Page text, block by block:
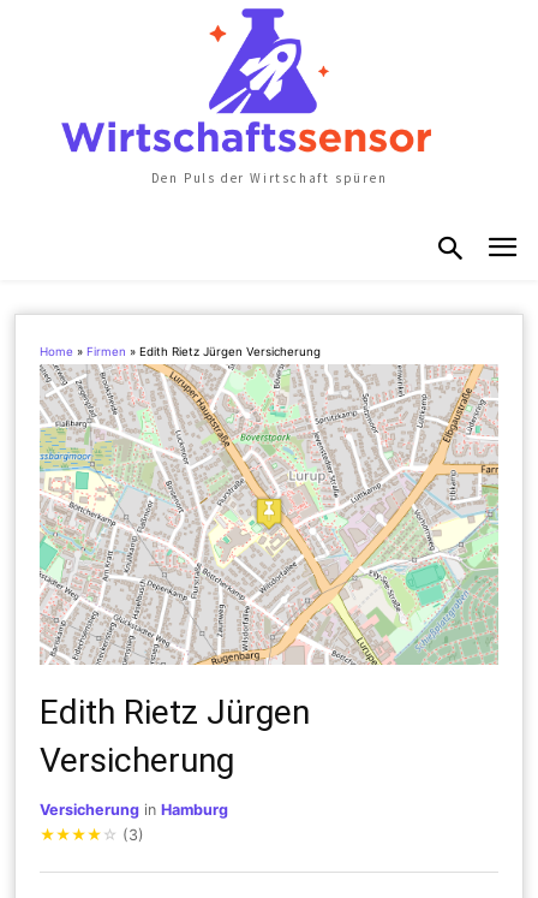
Den Puls der Wirtschaft spüren
Home » Firmen »Edith Rietz Jürgen Versicherung
Edith Rietz Jürgen
Versicherung
Versicherung inHamburg
★★★★ ☆ (3)